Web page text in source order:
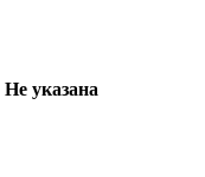
Не указана